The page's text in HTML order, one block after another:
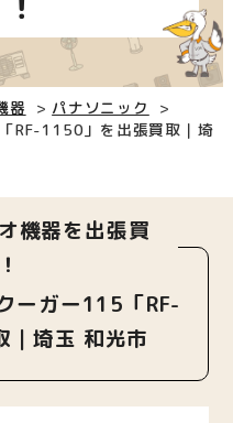
器
パナソニック
RF-1150」を出張買取｜埼
機器を出張買
ーガー115「RF-
埼玉 和光市